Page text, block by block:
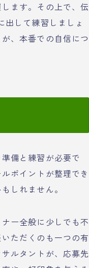
ます。その上で、伝
して練習しましょ
、本番での自信につ
備と練習が必要で
ポイントが整理でき
しれません。
ー全般に少しでも不
ただくのも一つの有
ルタントが、応募先